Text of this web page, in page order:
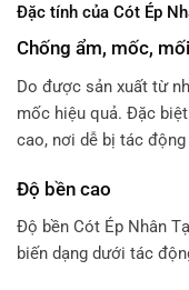
Đặc tính của Cót Ép
Chống ẩm, mốc,
Do được sản xuất từ
mốc hiệu quả. Đặc
cao, nơi dễ bị tác
Độ bền cao
Độ bền Cót Ép Nhân
biến dạng dưới tác